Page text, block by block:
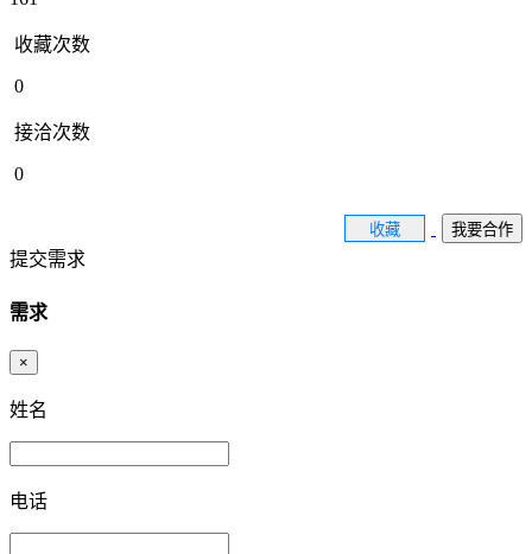
收藏次数
0
接洽次数
0
收藏 我要合作
提交需求
需求
×
姓名
电话